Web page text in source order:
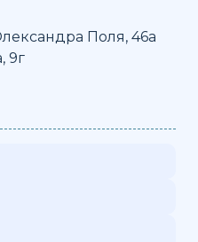
Поля, 46а
9г